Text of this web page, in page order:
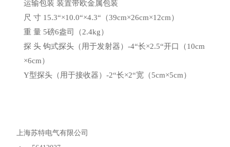
运输包装 装置带欧金属包装
尺 寸 15.3“×10.0“×4.3“（39cm×26cm×12cm）
重 量 5磅6盎司（2.4kg）
探 头 钩式探头（用于发射器）-4“长×2.5“开口（10cm
×6cm）
Y型探头（用于接收器）-2“长×2“宽（5cm×5cm）
上海苏特电气有限公司